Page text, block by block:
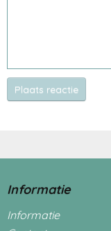
Plaats reactie
Informatie
Informatie